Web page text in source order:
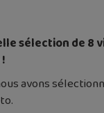
sélection de 8
avons